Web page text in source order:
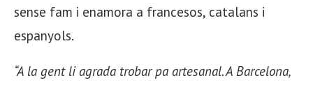
sense fam i enamora a francesos, catalans i
espanyols.
“A la gent li agrada trobar pa artesanal. A Barcelona,